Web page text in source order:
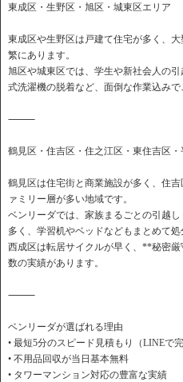
東成区・生野区・旭区・城東区エリア
東成区や生野区は戸建て住宅が多く、
繁にあります。
旭区や城東区では、学生や新社会人の
式洗濯機の脱着など、面倒な作業込みで
⸻
鶴見区・住吉区・住之江区・東住吉区
鶴見区は住宅街と商業施設が多く、住
ァミリー層が多い地域です。
ベンリーダでは、家族まるごとの引越
多く、学習机やベッドなどもまとめて処
西成区は転居サイクルが早く、**秘密
数の実績があります。
⸻
ベンリーダが選ばれる理由
• 最短5分のスピード見積もり（LINEで完
• 不用品回収が当日基本無料
• タワーマンション対応の豊富な実績